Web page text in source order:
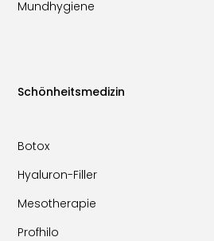
Mundhygiene
Schönheitsmedizin
Botox
Hyaluron-Filler
Mesotherapie
Profhilo